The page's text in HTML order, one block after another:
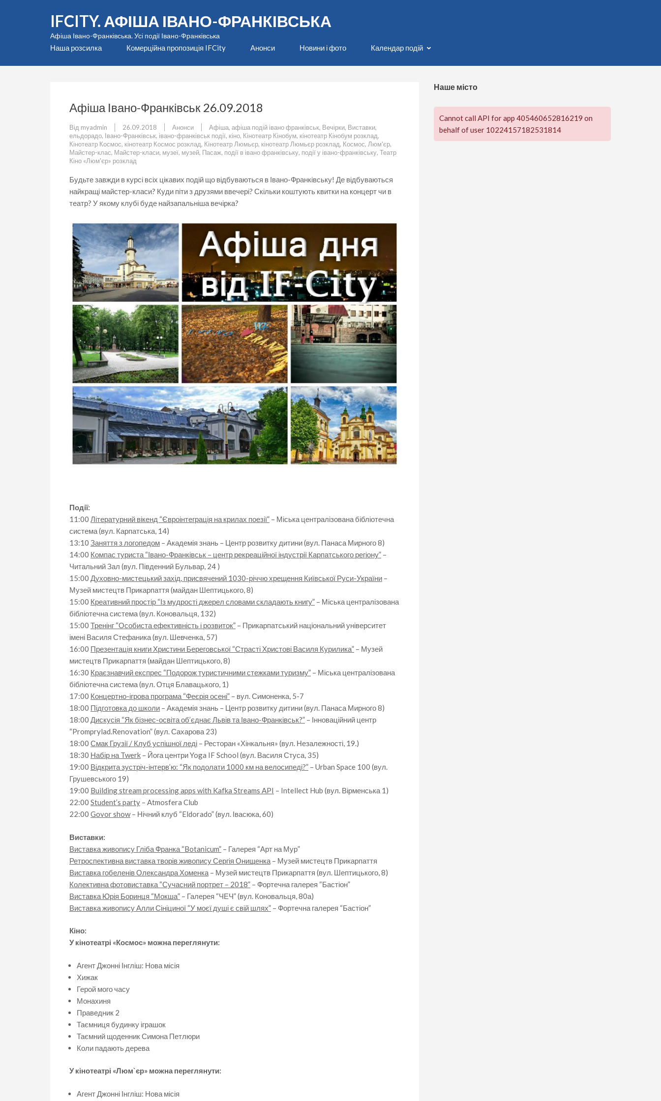
IFCITY. АФІША ІВАНО-ФРАНКІВСЬКА
Афіша Івано-Франківська. Усі події Івано-Франківська
Наша розсилка Комерційна пропозиція IFCity Анонси Новини і фото Календар подій
Афіша Івано-Франківськ 26.09.2018
Від myadmin 26.09.2018 Анонси Афіша, афіша подій івано франківськ, Вечірки, Виставки,
ельдорадо, Івано-Франківськ, івано-франківськ події, кіно, Кінотеатр Кінобум, кінотеатр Кінобум розклад,
Кінотеатр Космос, кінотеатр Космос розклад, Кінотеатр Люмьєр, кінотеатр Люмьєр розклад, Космос, Люм'єр,
Майстер-клас, Майстер-класи, музеї, музей, Пасаж, події в івано франківську, події у івано-франківську, Театр
Кіно «Люм'єр» розклад
Будьте завжди в курсі всіх цікавих подій що відбуваються в Івано-Франківську! Де відбуваються
найкращі майстер-класи? Куди піти з друзями ввечері? Скільки коштують квитки на концерт чи в
театр? У якому клубі буде найзапальніша вечірка?
Події:
11:00 Літературний вікенд “Євроінтеграція на крилах поезії” – Міська централізована бібліотечна
система (вул. Карпатська, 14)
13:10 Заняття з логопедом – Академія знань – Центр розвитку дитини (вул. Панаса Мирного 8)
14:00 Компас туриста “Івано-Франківськ – центр рекреаційної індустрії Карпатського регіону” –
Читальний Зал (вул. Південний Бульвар, 24 )
15:00 Духовно-мистецький захід, присвячений 1030-річчю хрещення Київської Руси-України –
Музей мистецтв Прикарпаття (майдан Шептицького, 8)
15:00 Креативний простір “Із мудрості джерел словами складають книгу” – Міська централізована
бібліотечна система (вул. Коновальця, 132)
15:00 Тренінг “Особиста ефективність і розвиток” – Прикарпатський національний університет
імені Василя Стефаника (вул. Шевченка, 57)
16:00 Презентація книги Христини Береговської “Страсті Христові Василя Курилика” – Музей
мистецтв Прикарпаття (майдан Шептицького, 8)
16:30 Краєзнавчий експрес “Подорож туристичними стежками туризму” – Міська централізована
бібліотечна система (вул. Отця Блавацького, 1)
17:00 Концертно-ігрова програма “Феєрія осені” – вул. Симоненка, 5-7
18:00 Підготовка до школи – Академія знань – Центр розвитку дитини (вул. Панаса Мирного 8)
18:00 Дискусія “Як бізнес-освіта об’єднає Львів та Івано-Франківськ?” – Інноваційний центр
“Promprylad.Renovation” (вул. Сахарова 23)
18:00 Смак Грузії / Клуб успішної леді – Ресторан «Хінкальня» (вул. Незалежності, 19.)
18:30 Набір на Twerk – Йога центри Yoga IF School (вул. Василя Стуса, 35)
19:00 Відкрита зустріч-інтерв’ю: “Як подолати 1000 км на велосипеді?” – Urban Space 100 (вул.
Грушевського 19)
19:00 Building stream processing apps with Kafka Streams API – Intellect Hub (вул. Вірменська 1)
22:00 Student’s party – Atmosfera Club
22:00 Govor show– Нічний клуб “Eldorado” (вул. Івасюка, 60)
Виставки:
Виставка живопису Гліба Франка “Botanicum” – Галерея “Арт на Мур”
Ретроспективна виставка творів живопису Сергія Онищенка – Музей мистецтв Прикарпаття
Виставка гобеленів Олександра Хоменка – Музей мистецтв Прикарпаття (вул. Шептицького, 8)
Колективна фотовиставка “Сучасний портрет – 2018” – Фортечна галерея “Бастіон”
Виставка Юрія Боринця “Мокша” – Галерея “ЧЕЧ” (вул. Коновальця, 80а)
Виставка живопису Алли Сініциної “У моєї душі є свій шлях” – Фортечна галерея “Бастіон”
Кіно:
У кінотеатрі «Космос» можна переглянути:
Агент Джонні Інгліш: Нова місія
Хижак
Герой мого часу
Монахиня
Праведник 2
Таємниця будинку іграшок
Таємний щоденник Симона Петлюри
Коли падають дерева
У кінотеатрі «Люм`єр» можна переглянути:
Агент Джонні Інгліш: Нова місія
Наше місто
Cannot call API for app 405460652816219 on
behalf of user 10224157182531814